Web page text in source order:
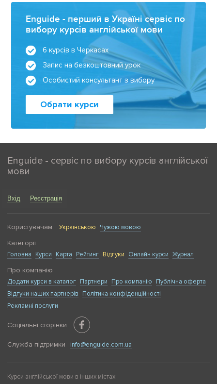
Enguide - перший в Україні сервіс по
вибору курсів англійської мови
6 курсів в Черкасах
Запис на безкоштовний урок
Особистий консультант з вибору
Обрати курси
Enguide - сервіс по вибору курсів англійської
мови
Вхід Реєстрація
Користувачам Українською Чужою мовою
Категорії
Головна Курси Карта Рейтинг Відгуки Онлайн курси Журнал
Про компанію
Додати курси в каталог Партнери Про компанію
Публічна оферта
Відгуки наших партнерів
Політика конфіденційності
Рекламні послуги
Соціальні сторінки
Служба підтримки info@enguide.com.ua
Курси англійської мови в інших містах: